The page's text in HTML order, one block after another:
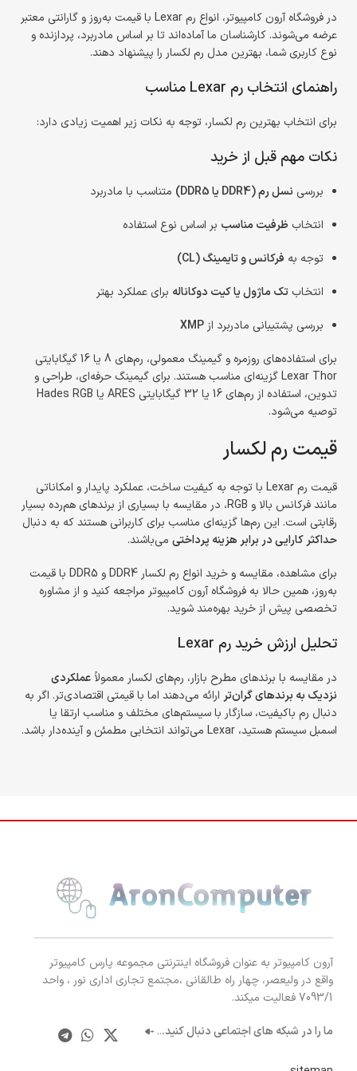
در فروشگاه آرون کامپیوتر، انواع رم Lexar با قیمت به‌روز و گارانتی معتبر
عرضه می‌شوند. کارشناسان ما آماده‌اند تا بر اساس مادربرد، پردازنده و
نوع کاربری شما، بهترین مدل رم لکسار را پیشنهاد دهند.
راهنمای انتخاب رم Lexar مناسب
برای انتخاب بهترین رم لکسار، توجه به نکات زیر اهمیت زیادی دارد:
نکات مهم قبل از خرید
بررسی نسل رم (DDR4 یا DDR5)
متناسب با مادربرد
انتخاب ظرفیت مناسب بر اساس نوع استفاده
توجه به فرکانس و تایمینگ (CL)
انتخاب تک ماژول یا کیت دوکاناله برای عملکرد بهتر
بررسی پشتیبانی مادربرد از XMP
برای استفاده‌های روزمره و گیمینگ معمولی، رم‌های 8 یا 16 گیگابایتی
Lexar Thor گزینه‌ای مناسب هستند. برای گیمینگ حرفه‌ای، طراحی و
تدوین، استفاده از رم‌های 16 یا 32 گیگابایتی ARES یا Hades RGB
توصیه می‌شود.
قیمت رم لکسار
قیمت رم Lexar با توجه به کیفیت ساخت، عملکرد پایدار و امکاناتی
مانند فرکانس بالا و RGB، در مقایسه با بسیاری از برندهای هم‌رده بسیار
رقابتی است. این رم‌ها گزینه‌ای مناسب برای کاربرانی هستند که به دنبال
حداکثر کارایی در برابر هزینه پرداختی می‌باشند.
برای مشاهده، مقایسه و خرید انواع رم لکسار DDR4 و DDR5 با قیمت
به‌روز، همین حالا به فروشگاه آرون کامپیوتر مراجعه کنید و از مشاوره
تخصصی پیش از خرید بهره‌مند شوید.
تحلیل ارزش خرید رم Lexar
در مقایسه با برندهای مطرح بازار، رم‌های لکسار معمولاً عملکردی
نزدیک به برندهای گران‌تر ارائه می‌دهند اما با قیمتی اقتصادی‌تر. اگر به
دنبال رم باکیفیت، سازگار با سیستم‌های مختلف و مناسب ارتقا یا
اسمبل سیستم هستید، Lexar می‌تواند انتخابی مطمئن و آینده‌دار باشد.
آرون کامپیوتر به عنوان فروشگاه اینترنتی مجموعه پارس کامپیوتر
واقع در ولیعصر، چهار راه طالقانی ،مجتمع تجاری اداری نور ، واحد
7093/1 فعالیت میکند.
ما را در شبکه های اجتماعی دنبال کنید...